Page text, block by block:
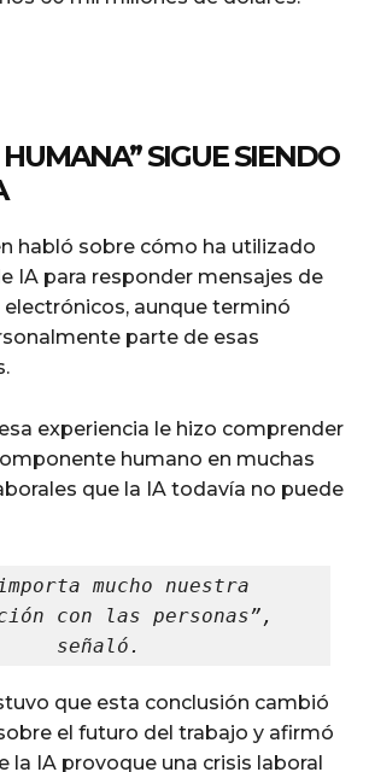
SIGUE SIENDO
habló sobre cómo ha utilizado
IA para responder mensajes de
electrónicos, aunque terminó
parte de esas
experiencia le hizo comprender
humano en muchas
que la IA todavía no puede
mucho nuestra
con las personas”,
señaló.
que esta conclusión cambió
el futuro del trabajo y afirmó
la IA provoque una crisis laboral